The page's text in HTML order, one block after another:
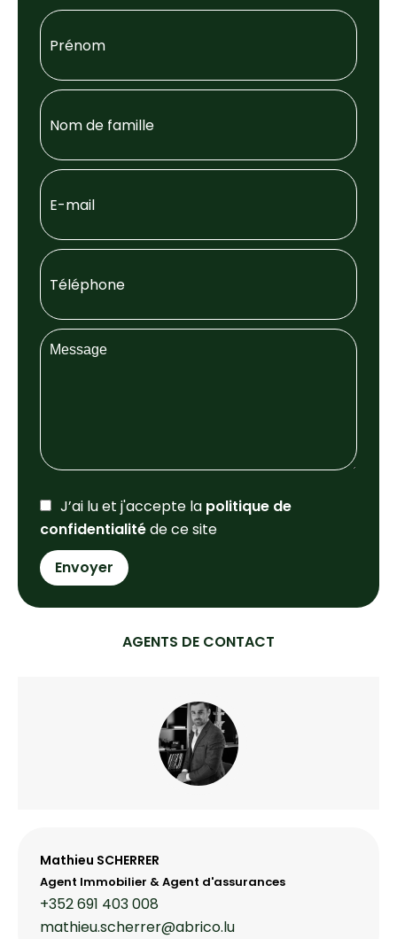
J’ai lu et j'accepte la politique de
confidentialitéde ce site
Envoyer
AGENTS DE CONTACT
Mathieu SCHERRER
Agent Immobilier & Agent d'assurances
+352 691 403 008
mathieu.scherrer@abrico.lu